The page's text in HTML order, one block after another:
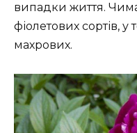
випадки життя.
фіолетових сортів,
махрових.